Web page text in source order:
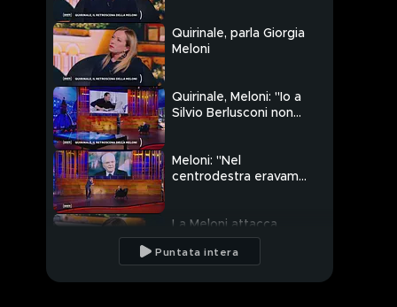
Quirinale, parla Giorgia
Meloni
Quirinale, Meloni: "Io a
Silvio Berlusconi non
Meloni: "Nel
centrodestra eravamo
La Meloni attacca
Salvini
Puntata intera